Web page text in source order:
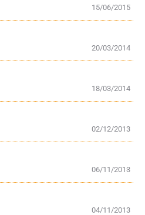
15/06/2015
20/03/2014
18/03/2014
02/12/2013
06/11/2013
04/11/2013